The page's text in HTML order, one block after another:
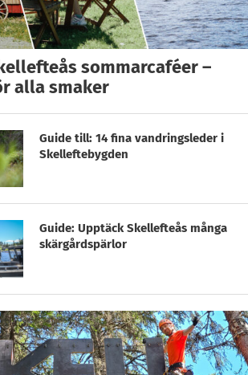
sommarcaféer –
alla smaker
Guide till: 14 fina vandringsleder i
Skelleftebygden
Guide: Upptäck Skellefteås många
skärgårdspärlor